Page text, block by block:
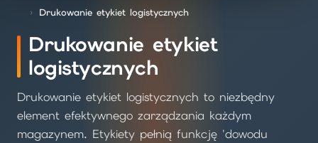
Drukowanie etykiet logistycznych
Drukowanie etykiet
logistycznych
Drukowanie etykiet logistycznych to niezbędny
element efektywnego zarządzania każdym
magazynem. Etykiety pełnią funkcję 'dowodu